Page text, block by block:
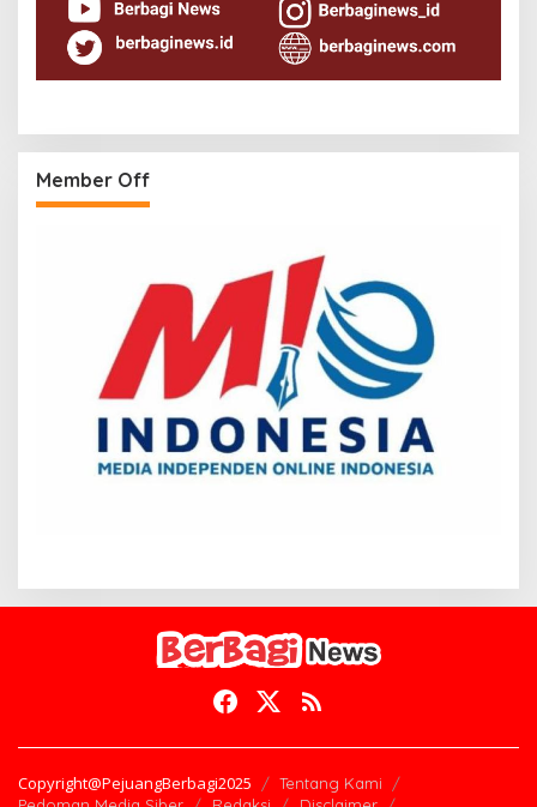
Member Off
Copyright@PejuangBerbagi2025
Tentang Kami